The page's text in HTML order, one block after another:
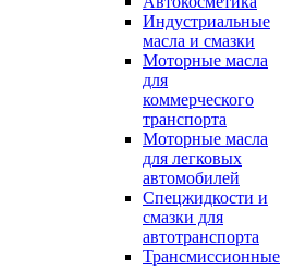
Индустриальные
масла и смазки
Моторные масла
для
коммерческого
транспорта
Моторные масла
для легковых
автомобилей
Спецжидкости и
смазки для
автотранспорта
Трансмиссионные